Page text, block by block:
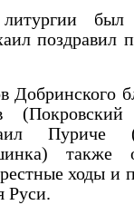
был
поздравил
Добринского
Пуриче
также
ходы и
Руси.